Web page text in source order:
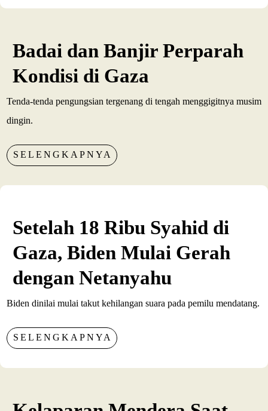
Badai dan Banjir Perparah
Kondisi di Gaza
Tenda-tenda pengungsian tergenang di tengah menggigitnya musim
dingin.
SELENGKAPNYA
Setelah 18 Ribu Syahid di
Gaza, Biden Mulai Gerah
dengan Netanyahu
Biden dinilai mulai takut kehilangan suara pada pemilu mendatang.
SELENGKAPNYA